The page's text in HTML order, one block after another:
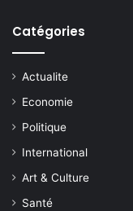
Catégories
Actualite
Economie
Politique
International
Art & Culture
Santé